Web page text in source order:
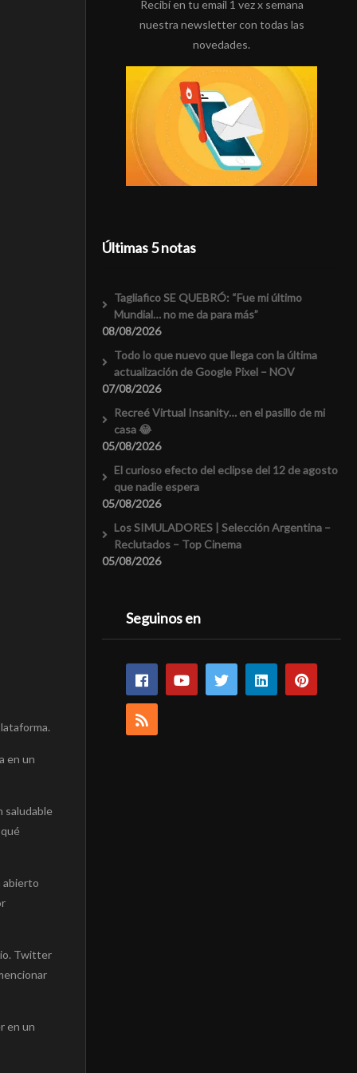
en un
saludable
abierto
Twitter
en un
Recibí en tu email 1 vez x semana
nuestra newsletter con todas las
novedades.
Últimas 5 notas
Tagliafico SE QUEBRÓ: “Fue mi último
Mundial… no me da para más”
08/08/2026
Todo lo que nuevo que llega con la última
actualización de Google Pixel – NOV
07/08/2026
Recreé Virtual Insanity… en el pasillo de mi
casa 😂
05/08/2026
El curioso efecto del eclipse del 12 de agosto
que nadie espera
05/08/2026
Los SIMULADORES | Selección Argentina –
Reclutados – Top Cinema
05/08/2026
Seguinos en